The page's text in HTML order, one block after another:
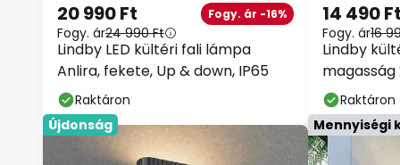
Lindby LED kültéri fali lámpa
Anlira, fekete, Up & down, IP65
20 990 Ft Fogy. ár -16%
Fogy. ár24 990 Ft
Raktáron
Lindby
14 490 Ft
Fogy. ár16
Raktáron
Újdonság
Mennyiségi